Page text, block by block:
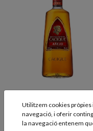
Cacique Añejo
Ron de Veneçuela
Utilitzem cookies
navegació, i oferir
la navegació entenem